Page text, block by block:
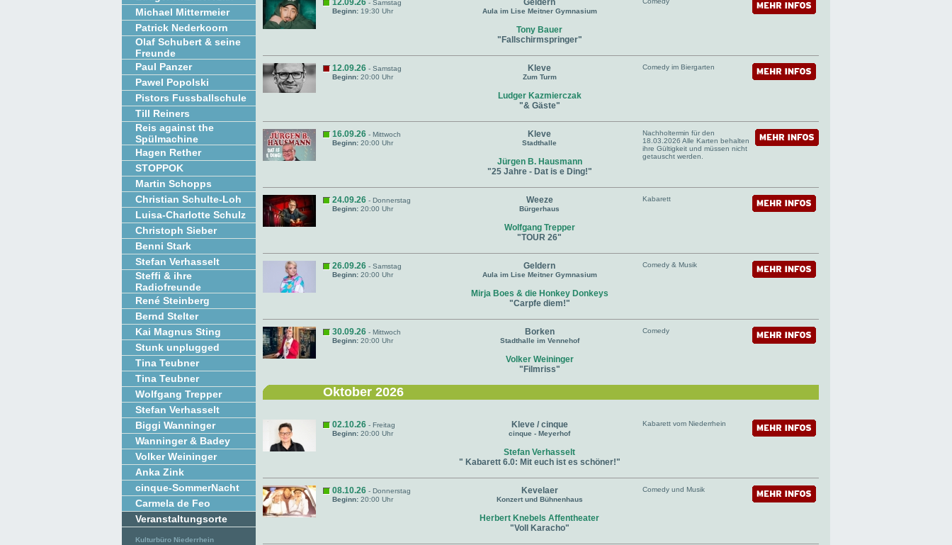
Michael Mittermeier
Patrick Nederkoorn
Olaf Schubert & seine
Freunde
Paul Panzer
Pawel Popolski
Pistors Fussballschule
Till Reiners
Reis against the
Spülmachine
Hagen Rether
STOPPOK
Martin Schopps
Christian Schulte-Loh
Luisa-Charlotte Schulz
Christoph Sieber
Benni Stark
Stefan Verhasselt
Steffi & ihre
Radiofreunde
René Steinberg
Bernd Stelter
Kai Magnus Sting
Stunk unplugged
Tina Teubner
Tina Teubner
Wolfgang Trepper
Stefan Verhasselt
Biggi Wanninger
Wanninger & Badey
Volker Weininger
Anka Zink
cinque-SommerNacht
Carmela de Feo
Veranstaltungsorte
Kulturbüro Niederrhein
12.09.26 - Samstag
Beginn: 19:30 Uhr
Geldern
Aula im Lise Meitner Gymnasium
Tony Bauer
"Fallschirmspringer"
12.09.26 - Samstag
Beginn: 20:00 Uhr
Kleve
Zum Turm
Ludger Kazmierczak
"& Gäste"
Comedy im Biergarten
16.09.26 - Mittwoch
Beginn: 20:00 Uhr
Kleve
Stadthalle
Jürgen B. Hausmann
"25 Jahre - Dat is e Ding!"
Nachholtermin für den
18.03.2026 Alle Karten behalten
ihre Gültigkeit und müssen nicht
getauscht werden.
24.09.26 - Donnerstag
Beginn: 20:00 Uhr
Weeze
Bürgerhaus
Wolfgang Trepper
"TOUR 26"
Kabarett
26.09.26 - Samstag
Beginn: 20:00 Uhr
Geldern
Aula im Lise Meitner Gymnasium
Mirja Boes & die Honkey Donkeys
"Carpfe diem!"
Comedy & Musik
30.09.26 - Mittwoch
Beginn: 20:00 Uhr
Borken
Stadthalle im Vennehof
Volker Weininger
"Filmriss"
Comedy
Oktober 2026
02.10.26 - Freitag
Beginn: 20:00 Uhr
Kleve / cinque
cinque - Meyerhof
Stefan Verhasselt
" Kabarett 6.0: Mit euch ist es schöner!"
Kabarett vom Niederrhein
08.10.26 - Donnerstag
Beginn: 20:00 Uhr
Kevelaer
Konzert und Bühnenhaus
Herbert Knebels Affentheater
"Voll Karacho"
Comedy und Musik